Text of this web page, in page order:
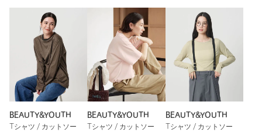
BEAUTY&YOUTH
Tシャツ / カットソー
BEAUTY&YOUTH
Tシャツ / カットソー
BEAUTY&YOUTH
Tシャツ / カットソー